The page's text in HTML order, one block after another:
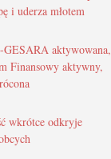
i uderza młotem
aktywowana,
Finansowy aktywny,
wkrótce odkryje